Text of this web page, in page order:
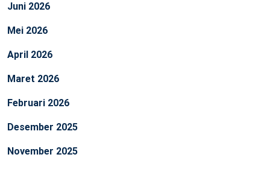
Juni 2026
Mei 2026
April 2026
Maret 2026
Februari 2026
Desember 2025
November 2025